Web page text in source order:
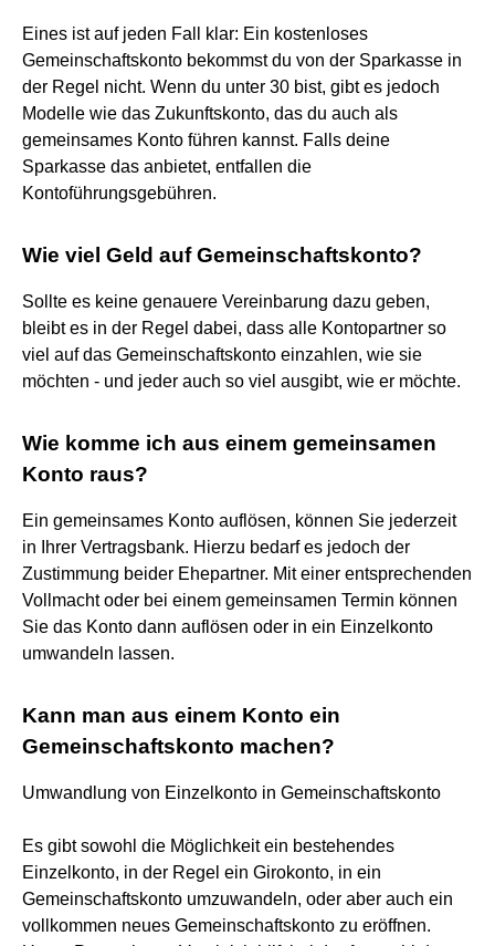
Eines ist auf jeden Fall klar: Ein kostenloses
Gemeinschaftskonto bekommst du von der Sparkasse in
der Regel nicht. Wenn du unter 30 bist, gibt es jedoch
Modelle wie das Zukunftskonto, das du auch als
gemeinsames Konto führen kannst. Falls deine
Sparkasse das anbietet, entfallen die
Kontoführungsgebühren.
Wie viel Geld auf Gemeinschaftskonto?
Sollte es keine genauere Vereinbarung dazu geben,
bleibt es in der Regel dabei, dass alle Kontopartner so
viel auf das Gemeinschaftskonto einzahlen, wie sie
möchten - und jeder auch so viel ausgibt, wie er möchte.
Wie komme ich aus einem gemeinsamen
Konto raus?
Ein gemeinsames Konto auflösen, können Sie jederzeit
in Ihrer Vertragsbank. Hierzu bedarf es jedoch der
Zustimmung beider Ehepartner. Mit einer entsprechenden
Vollmacht oder bei einem gemeinsamen Termin können
Sie das Konto dann auflösen oder in ein Einzelkonto
umwandeln lassen.
Kann man aus einem Konto ein
Gemeinschaftskonto machen?
Umwandlung von Einzelkonto in Gemeinschaftskonto
Es gibt sowohl die Möglichkeit ein bestehendes
Einzelkonto, in der Regel ein Girokonto, in ein
Gemeinschaftskonto umzuwandeln, oder aber auch ein
vollkommen neues Gemeinschaftskonto zu eröffnen.